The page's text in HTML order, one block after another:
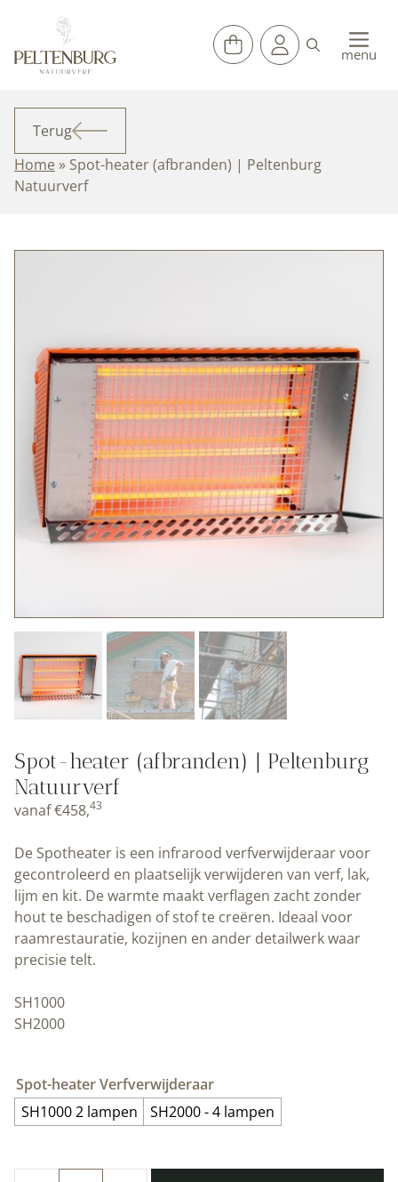
de
inhoud
menu
Terug
Home » Spot-heater (afbranden) | Peltenburg
Natuurverf
Spot-heater (afbranden) | Peltenburg
Natuurverf
vanaf€458,43
De Spotheater is een infrarood verfverwijderaar voor
gecontroleerd en plaatselijk verwijderen van verf, lak,
lijm en kit. De warmte maakt verflagen zacht zonder
hout te beschadigen of stof te creëren. Ideaal voor
raamrestauratie, kozijnen en ander detailwerk waar
precisie telt.
SH1000
SH2000
Spot-heater Verfverwijderaar
SH1000 2 lampen
SH2000 - 4 lampen